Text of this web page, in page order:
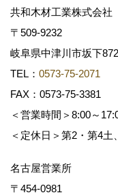
共和木材工業株式会社
〒509-9232
岐阜県中津川市坂下
TEL： 0573-75-2071
FAX：0573-75-3381
＜営業時間＞8:00～
＜定休日＞第2・第4
名古屋営業所
〒454-0981